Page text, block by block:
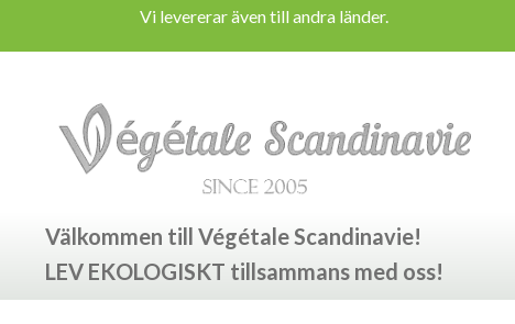
Vi levererar även till andra länder.
Välkommen till Végétale Scandinavie!
LEV EKOLOGISKT tillsammans med oss!